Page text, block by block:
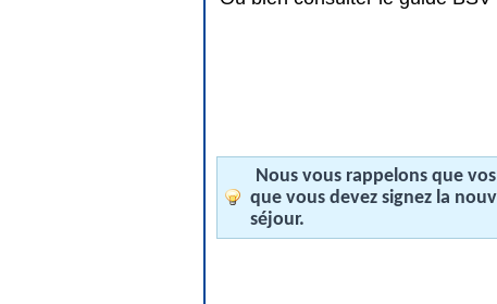
Nous vous rappelons que
que vous devez signez la
séjour.